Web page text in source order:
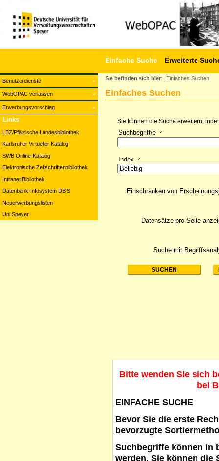
Benutzerdienste
WebOPAC verlassen
Erwerbungsvorschlag
Einfache Suche Erweiterte
Links
LBZ/Pfälzische Landesbibliothek
Karlsruher Virtueller Katalog
SWB Online-Katalog
Elektronische Zeitschriftenbibliothek
Intranet Bibliothek
Datenbank-Infosystem DBIS
Neuerwerbungslisten
Uni Speyer
Sie befinden sich hier: Einfaches Suchen
Einfaches Suchen
Sie können die Suche erweitern,
Suchbegriff/e
Index
Suche mit
Einschränken von
Datensätze pro Seite
Bitte wenden Sie sich
bei
EINFACHE SUCHE
Bevor Sie die erste
bevorzugte
Suchbegriffe können in
werden. Sie können die